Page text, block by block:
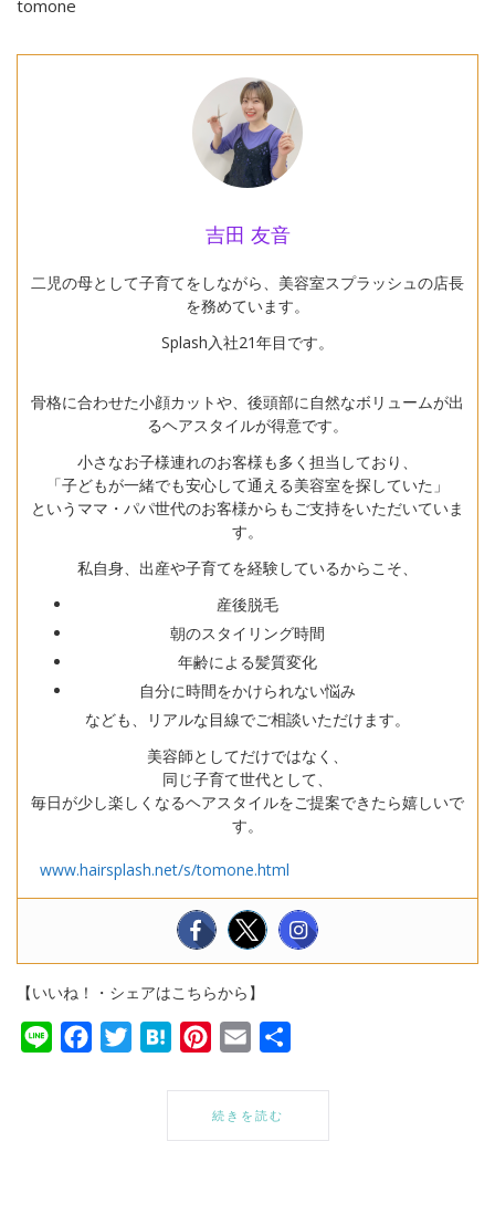
tomone
吉田 友音
二児の母として子育てをしながら、美容室スプラッシュの店長
を務めています。
Splash入社21年目です。
骨格に合わせた小顔カットや、後頭部に自然なボリュームが出
るヘアスタイルが得意です。
小さなお子様連れのお客様も多く担当しており、
「子どもが一緒でも安心して通える美容室を探していた」
というママ・パパ世代のお客様からもご支持をいただいていま
す。
私自身、出産や子育てを経験しているからこそ、
産後脱毛
朝のスタイリング時間
年齢による髪質変化
自分に時間をかけられない悩み
なども、リアルな目線でご相談いただけます。
美容師としてだけではなく、
同じ子育て世代として、
毎日が少し楽しくなるヘアスタイルをご提案できたら嬉しいで
す。
www.hairsplash.net/s/tomone.html
【いいね！・シェアはこちらから】
Line FacebookTwitterHatenaPinterest
Email
続きを読む